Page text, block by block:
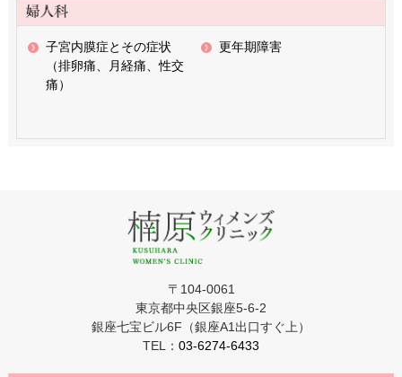
子宮内膜症とその症状
（排卵痛、月経痛、性交
痛）
更年期障害
〒104-0061
東京都中央区銀座5-6-2
銀座七宝ビル6F（銀座A1出口すぐ上）
TEL： 03-6274-6433